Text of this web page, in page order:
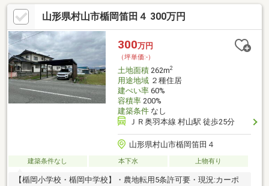
事割りなどのご見学も可能です♪見学のご予約・お問合せは
⇒0120-772-619までお気軽にご相談ください(^^♪
山形県村山市楯岡笛田４ 300万円
300万円
（坪単価:-）
土地面積262m2
用途地域２種住居
建ぺい率60%
容積率200%
建築条件なし
ＪＲ奥羽本線 村山駅 徒歩25分
山形県村山市楯岡笛田４
建築条件なし 本下水 上物有り
【楯岡小学校・楯岡中学校】・農地転用5条許可要・現況:カーポ